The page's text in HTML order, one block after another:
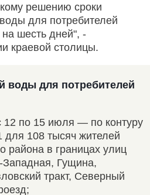
решению сроки
для потребителей
на шесть дней", -
краевой столицы.
воды для потребителей
12 по 15 июля — по контуру
108 тысяч жителей
района в границах улиц
Гущина,
тракт, Северный